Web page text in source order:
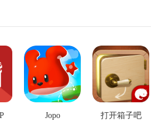
Jopo 打开箱子吧